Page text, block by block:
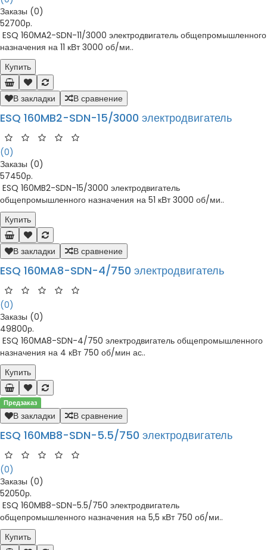
Заказы (0)
52700р.
ESQ 160MA2-SDN-11/3000 электродвигатель общепромышленного
назначения на 11 кВт 3000 об/ми..
Купить
В закладки В сравнение
ESQ 160MB2-SDN-15/3000 электродвигатель
(0)
Заказы (0)
57450р.
ESQ 160MB2-SDN-15/3000 электродвигатель
общепромышленного назначения на 51 кВт 3000 об/ми..
Купить
В закладки В сравнение
ESQ 160MA8-SDN-4/750 электродвигатель
(0)
Заказы (0)
49800р.
ESQ 160MA8-SDN-4/750 электродвигатель общепромышленного
назначения на 4 кВт 750 об/мин ас..
Купить
Предзаказ
В закладки В сравнение
ESQ 160MB8-SDN-5.5/750 электродвигатель
(0)
Заказы (0)
52050р.
ESQ 160MB8-SDN-5.5/750 электродвигатель
общепромышленного назначения на 5,5 кВт 750 об/ми..
Купить